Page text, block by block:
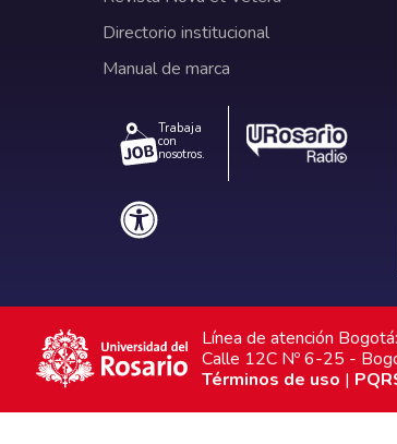
Directorio institucional
Manual de marca
Trabaja
con
nosotros.
Línea de atención
Calle 12C Nº 6-25 -
Términos de uso |